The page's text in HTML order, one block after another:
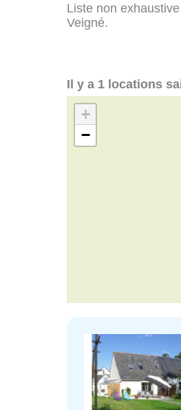
Liste non
Veigné.
Il y a 1 locations
+
−